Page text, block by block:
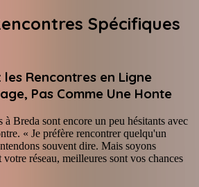
Spécifiques
les Rencontres en Ligne
Pas Comme Une Honte
à Breda sont encore un peu hésitants avec
« Je préfère rencontrer quelqu'un
souvent dire. Mais soyons
réseau, meilleures sont vos chances